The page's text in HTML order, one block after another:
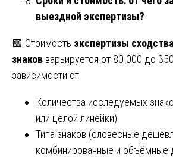
выездной экспертизы?
🟩 Стоимость экспертизы
знаков варьируется от 80 000 до
зависимости от:
Количества исследуемых
или целой линейки)
Типа знаков (словесные
комбинированные и объёмные